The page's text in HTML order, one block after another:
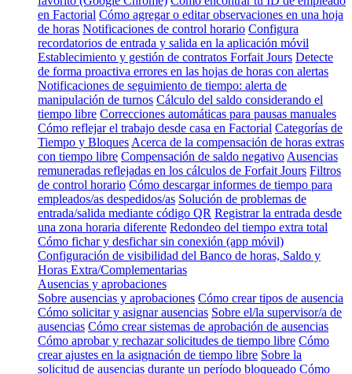
en Factorial Cómo agregar o editar observaciones en una hoja
de horas Notificaciones de control horario Configura
recordatorios de entrada y salida en la aplicación móvil
Establecimiento y gestión de contratos Forfait Jours Detecte
de forma proactiva errores en las hojas de horas con alertas
Notificaciones de seguimiento de tiempo: alerta de
manipulación de turnos Cálculo del saldo considerando el
tiempo libre Correcciones automáticas para pausas manuales
Cómo reflejar el trabajo desde casa en Factorial Categorías de
Tiempo y Bloques Acerca de la compensación de horas extras
con tiempo libre Compensación de saldo negativo Ausencias
remuneradas reflejadas en los cálculos de Forfait Jours Filtros
de control horario Cómo descargar informes de tiempo para
empleados/as despedidos/as Solución de problemas de
entrada/salida mediante código QR Registrar la entrada desde
una zona horaria diferente Redondeo del tiempo extra total
Cómo fichar y desfichar sin conexión (app móvil)
Configuración de visibilidad del Banco de horas, Saldo y
Horas Extra/Complementarias
Ausencias y aprobaciones
Sobre ausencias y aprobaciones Cómo crear tipos de ausencia
Cómo solicitar y asignar ausencias Sobre el/la supervisor/a de
ausencias Cómo crear sistemas de aprobación de ausencias
Cómo aprobar y rechazar solicitudes de tiempo libre Cómo
crear ajustes en la asignación de tiempo libre Sobre la
solicitud de ausencias durante un período bloqueado Cómo